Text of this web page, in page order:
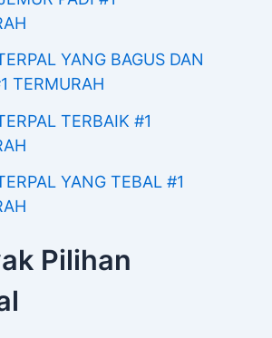
YANG BAGUS DAN
TERMURAH
TERBAIK #1
YANG TEBAL #1
Pilihan